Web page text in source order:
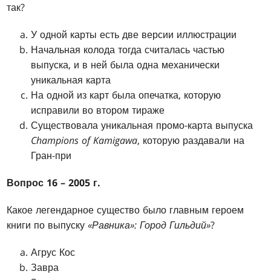
так?
У одной карты есть две версии иллюстрации
Начальная колода тогда считалась частью
выпуска, и в ней была одна механически
уникальная карта
На одной из карт была опечатка, которую
исправили во втором тираже
Существовала уникальная промо-карта выпуска
Champions of Kamigawa, которую раздавали на
Гран-при
Вопрос 16 – 2005 г.
Какое легендарное существо было главным героем
книги по выпуску«Равника»: Город Гильдий»?
Агрус Кос
Завра